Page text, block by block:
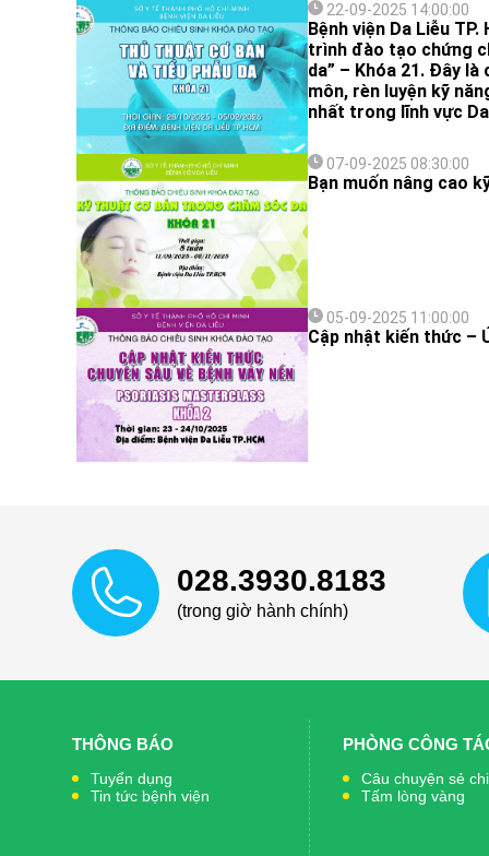
22-09-2025 14:00:00
Bệnh viện Da Liễu
trình đào tạo chứng
da” – Khóa 21. Đây
môn, rèn luyện kỹ
nhất trong lĩnh vực
07-09-2025 08:30:00
Bạn muốn nâng cao
05-09-2025 11:00:00
Cập nhật kiến thức –
028.3930.8183
(trong giờ hành chính)
THÔNG BÁO
Tuyển dụng
Tin tức bệnh viện
PHÒNG CÔNG
Câu chuyện sẻ
Tấm lòng vàng